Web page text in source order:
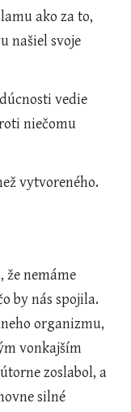
našiel svoje
vedie
niečomu
vytvoreného.
by nás spojila.
organizmu,
vonkajším
zoslabol, a
silné